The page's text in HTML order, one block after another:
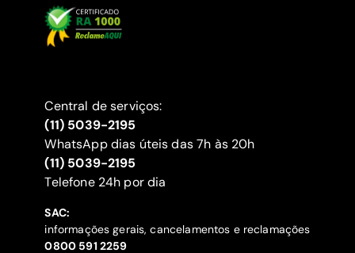
Central de serviços:
(11) 5039-2195
WhatsApp dias úteis das 7h às 20h
(11) 5039-2195
‍Telefone 24h por dia
SAC:
informações gerais, cancelamentos e reclamações
‍0800 591 2259